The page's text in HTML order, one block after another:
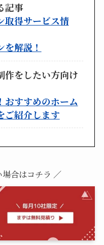
記事
取得サービス情
解説！
作をしたい方向け
おすすめのホーム
ご紹介します
合はコチラ ／